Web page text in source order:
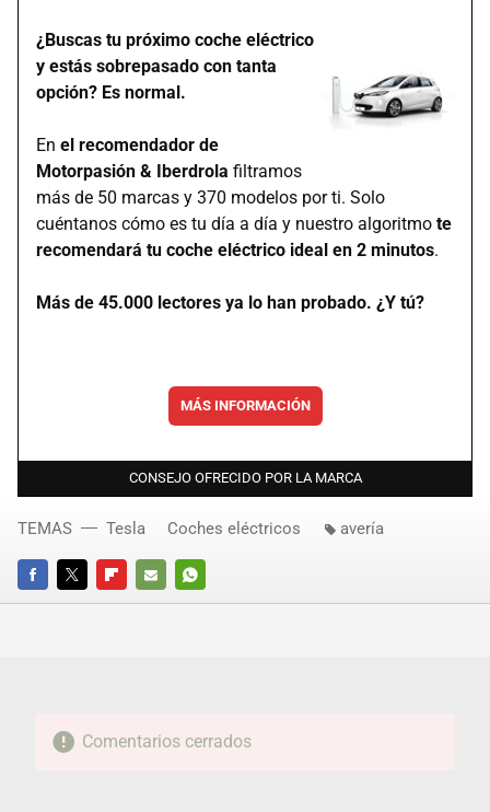
¿Buscas tu próximo coche eléctrico
y estás sobrepasado con tanta
opción? Es normal.
En el recomendador de
Motorpasión & Iberdrola filtramos
más de 50 marcas y 370 modelos por ti. Solo
cuéntanos cómo es tu día a día y nuestro algoritmo te
recomendará tu coche eléctrico ideal en 2 minutos.
Más de 45.000 lectores ya lo han probado. ¿Y tú?
MÁS INFORMACIÓN
CONSEJO OFRECIDO POR LA MARCA
FACEBOOKTWITTERFLIPBOARD
E-
WHATSAPP
TEMAS Tesla Coches eléctricos avería
Comentarios cerrados